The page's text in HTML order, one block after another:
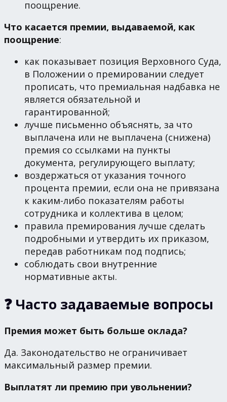
поощрение.
Что касается премии, выдаваемой, как
поощрение:
как показывает позиция Верховного Суда,
в Положении о премировании следует
прописать, что премиальная надбавка не
является обязательной и
гарантированной;
лучше письменно объяснять, за что
выплачена или не выплачена (снижена)
премия со ссылками на пункты
документа, регулирующего выплату;
воздержаться от указания точного
процента премии, если она не привязана
к каким-либо показателям работы
сотрудника и коллектива в целом;
правила премирования лучше сделать
подробными и утвердить их приказом,
передав работникам под подпись;
соблюдать свои внутренние
нормативные акты.
❓ Часто задаваемые вопросы
Премия может быть больше оклада?
Да. Законодательство не ограничивает
максимальный размер премии.
Выплатят ли премию при увольнении?